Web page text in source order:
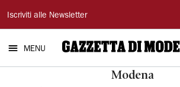
Gazzetta
di
Modena
Iscriviti alle Newsletter
MENU
Modena